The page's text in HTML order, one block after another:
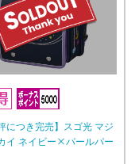
につき完売】スゴ光 マジ
イ ネイビー×パールパー